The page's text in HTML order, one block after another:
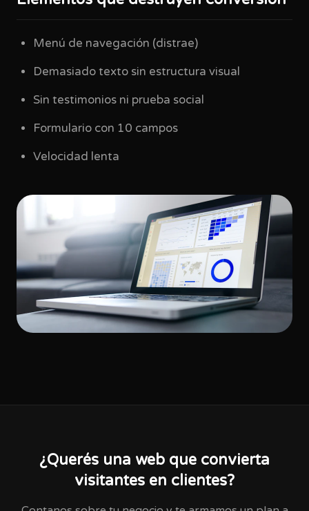
Menú de navegación (distrae)
Demasiado texto sin estructura visual
Sin testimonios ni prueba social
Formulario con 10 campos
Velocidad lenta
¿Querés una web que convierta
visitantes en clientes?